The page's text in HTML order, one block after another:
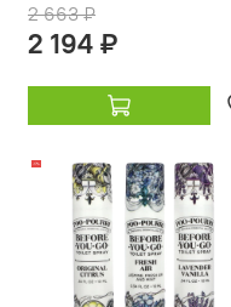
2 663 ₽
2 194 ₽
-17%